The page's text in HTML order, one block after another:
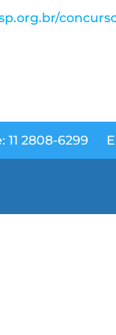
11 2808-6299